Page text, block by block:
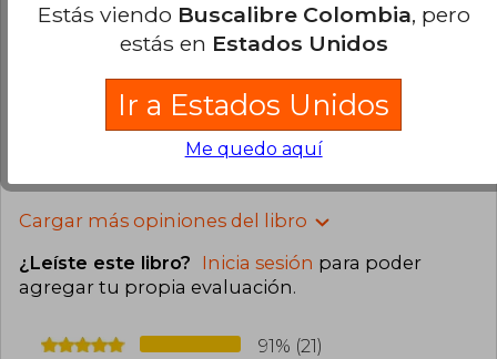
Brady Gutiérrez
Miércoles 16 de
Octubre, 2024
Compra Verificada
Muy bueno, llegó muy bien
Esta opinión es útil 0
Cargar más opiniones del libro
¿Leíste este libro? Inicia sesión para poder
agregar tu propia evaluación.
91% (21)
Estás viendo Buscalibre Colombia, pero
estás en Estados Unidos
Ir a Estados Unidos
Me quedo aquí